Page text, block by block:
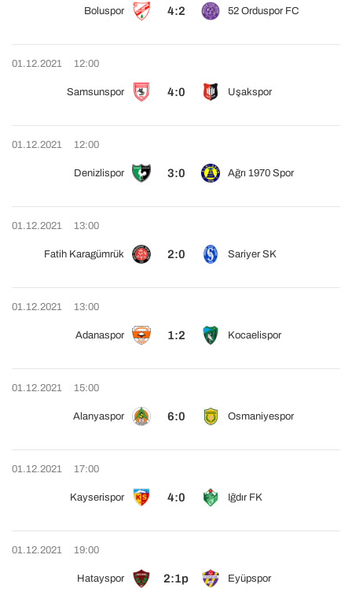
Boluspor 4:2 52 Orduspor FC
01.12.2021 12:00
Samsunspor 4:0 Uşakspor
01.12.2021 12:00
Denizlispor 3:0 Ağrı 1970 Spor
01.12.2021 13:00
Fatih Karagümrük 2:0 Sariyer SK
01.12.2021 13:00
Adanaspor 1:2 Kocaelispor
01.12.2021 15:00
Alanyaspor 6:0 Osmaniyespor
01.12.2021 17:00
Kayserispor 4:0 Iğdır FK
01.12.2021 19:00
Hatayspor 2:1p Eyüpspor